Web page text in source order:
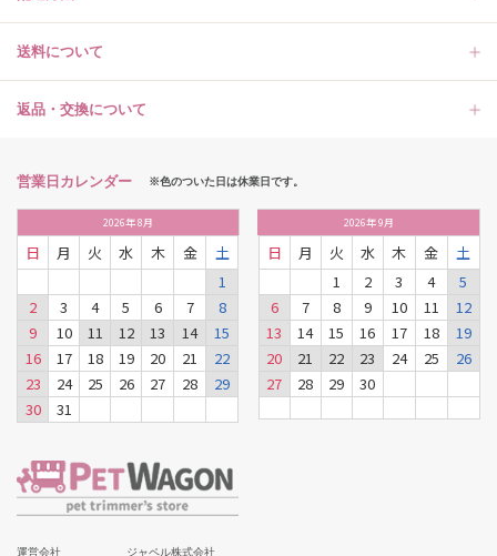
送料について
返品・交換について
営業日カレンダー ※色のついた日は休業日です。
2026年8月
日 月 火 水 木 金
土
1
2
3 4 5 6 7
8
9
10 11 12 13 14
15
16
17 18 19 20 21
22
23
24 25 26 27 28
29
30
31
2026年9月
日 月 火 水 木 金
土
1
2 3 4
5
6
7 8 9 10 11
12
13
14 15 16 17 18
19
20
21 22 23 24 25
26
27
28 29 30
運営会社 ジャペル株式会社